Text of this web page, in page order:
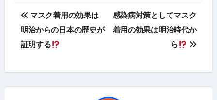
投
稿
ナ
ビ
ゲ
マスク着用の効果は
明治からの日本の歴史が
証明する
感染病対策としてマスク
着用の効果は明治時代か
ら